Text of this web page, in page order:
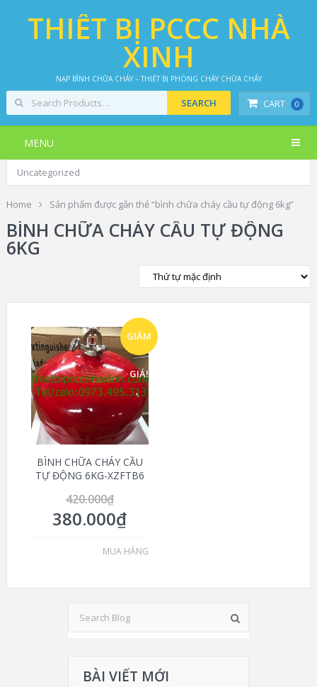
THIẾT BỊ PCCC NHÀ
XINH
NẠP BÌNH CHỮA CHÁY – THIẾT BỊ PHÒNG CHÁY CHỮA CHÁY
CART 0
MENU
Uncategorized
Home Sản phẩm được gắn thẻ “bình chữa cháy cầu tự động 6kg”
BÌNH CHỮA CHÁY CẦU TỰ ĐỘNG
6KG
GIẢM
GIÁ!
BÌNH CHỮA CHÁY CẦU
TỰ ĐỘNG 6KG-XZFTB6
420.000₫
380.000₫
MUA HÀNG
BÀI VIẾT MỚI